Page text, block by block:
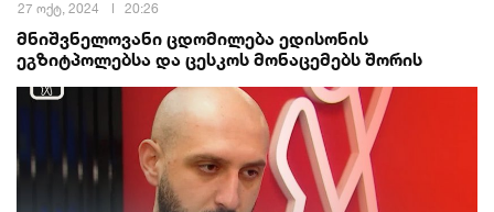
27 ოქტ, 2024 20:26
მნიშვნელოვანი ცდომილება ედისონის
ეგზიტპოლებსა და ცესკოს მონაცემებს შორის